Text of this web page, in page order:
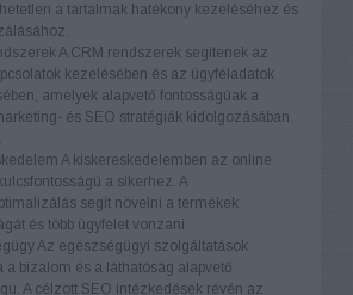
a tartalmak hatékony kezeléséhez és
A CRM rendszerek segítenek az
kezelésében és az ügyféladatok
amelyek alapvető fontosságúak a
és SEO stratégiák kidolgozásában.
A kiskereskedelemben az online
a sikerhez. A
segít növelni a termékek
és több ügyfelet vonzani.
Az egészségügyi szolgáltatások
a bizalom és a láthatóság alapvető
A célzott SEO intézkedések révén az